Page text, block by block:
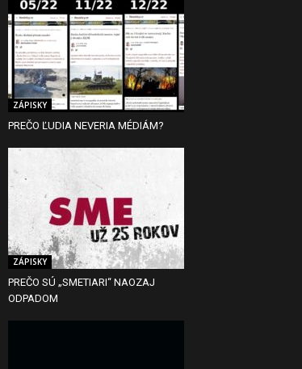
ZÁPISKY
PREČO ĽUDIA NEVERIA MÉDIÁM?
ZÁPISKY
PREČO SÚ „SMETIARI“ NAOZAJ
ODPADOM